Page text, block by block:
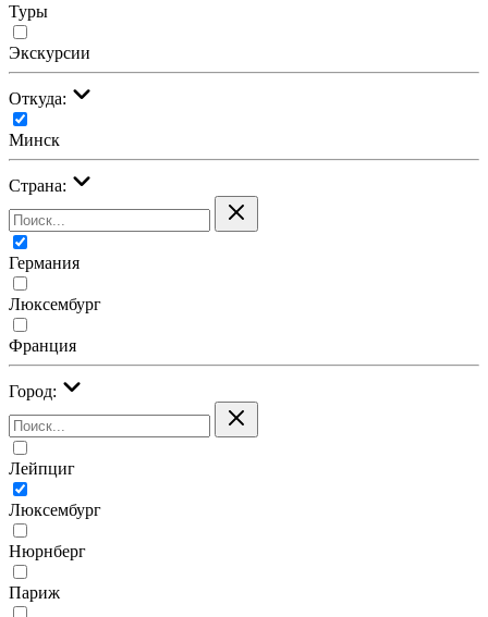
Туры
Экскурсии
Откуда:
Минск
Страна:
Германия
Люксембург
Франция
Город:
Лейпциг
Люксембург
Нюрнберг
Париж